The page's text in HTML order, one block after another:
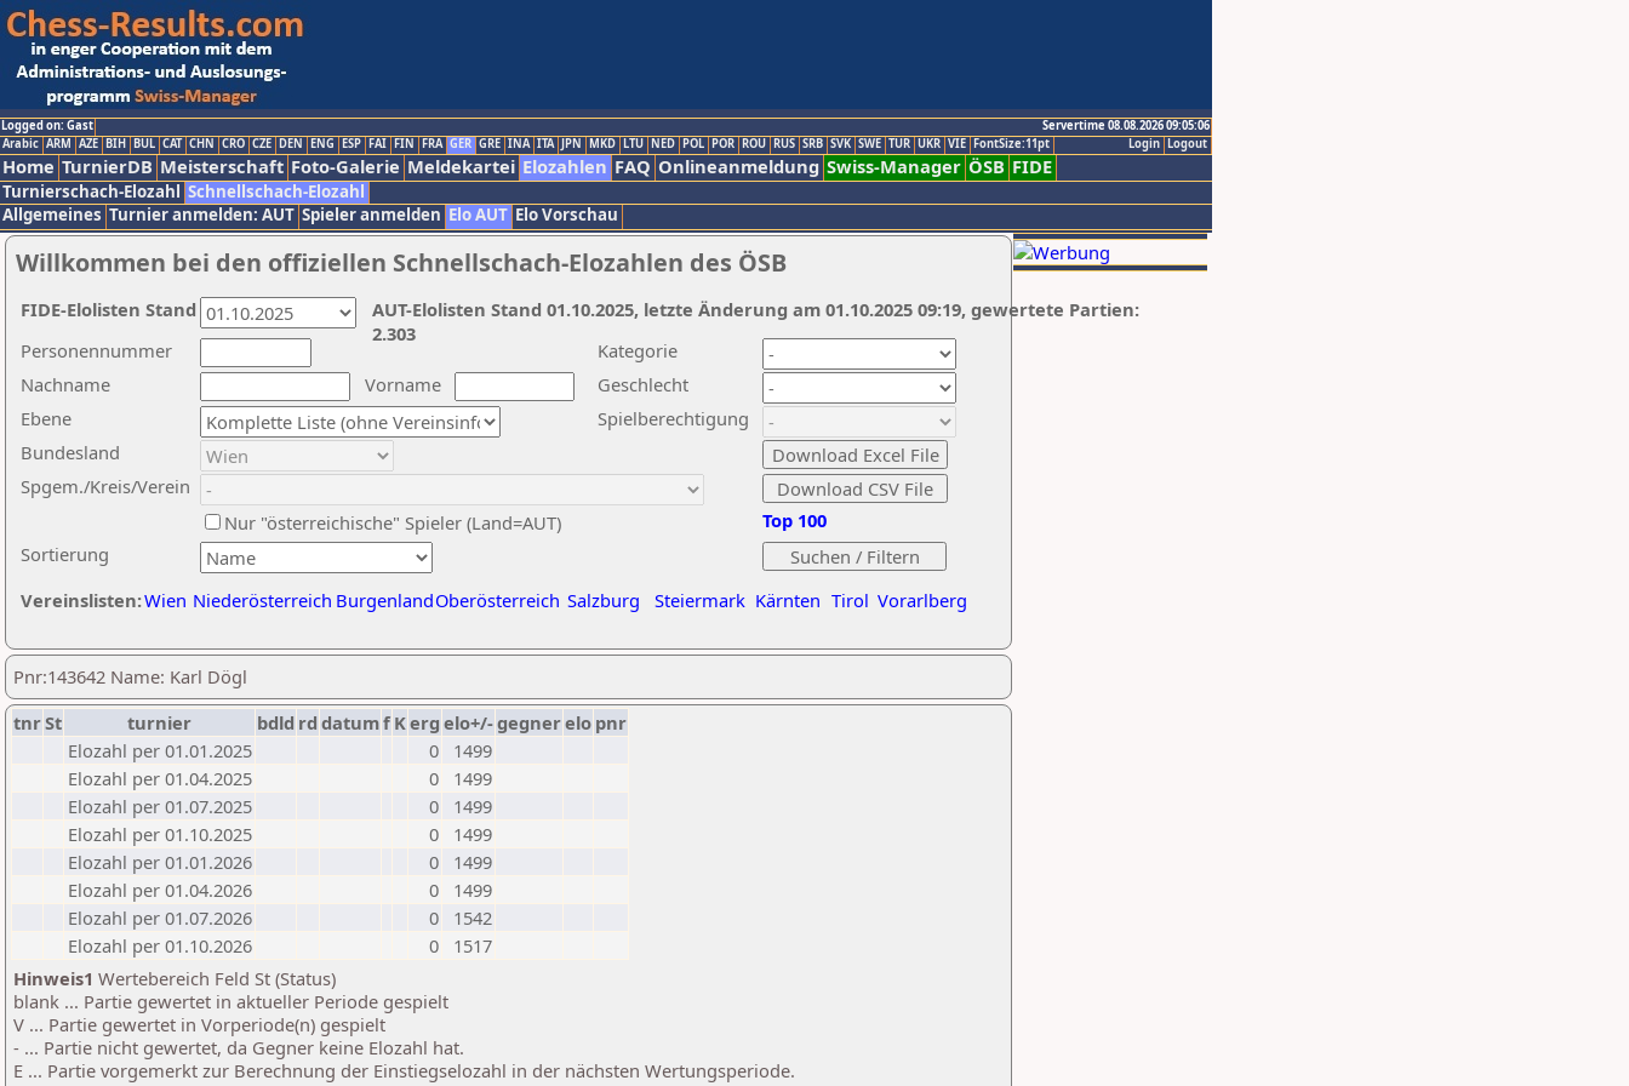
Logged on: Gast
Servertime 08.08.2026 09:05:06
Logout
Login
Arabic ARM AZE BIH BUL CAT CHN CRO CZE DEN ENG ESP FAI FIN FRA GER GRE INA ITA JPN MKD LTU NED POL POR ROU RUS SRB SVK SWE TUR UKR VIE FontSize:11pt
Home TurnierDB Meisterschaft Foto-Galerie Meldekartei Elozahlen FAQ Onlineanmeldung Swiss-Manager ÖSB FIDE
Turnierschach-Elozahl Schnellschach-Elozahl
Allgemeines Turnier anmelden: AUT Spieler anmelden Elo AUT Elo Vorschau
Willkommen bei den offiziellen Schnellschach-Elozahlen des ÖSB
Nachname
Vorname
Ebene
Kategorie
Sortierung
Personennummer
Bundesland
Spgem./Kreis/Verein
Geschlecht
Nur "österreichische" Spieler (Land=AUT)
Spielberechtigung
Vereinslisten:Wien Niederösterreich BurgenlandOberösterreich Salzburg Steiermark Kärnten Tirol Vorarlberg
Top 100
AUT-Elolisten Stand 01.10.2025, letzte Änderung am 01.10.2025 09:19, gewertete Partien:
2.303
FIDE-Elolisten Stand
Pnr:143642 Name: Karl Dögl
tnrSt turnier bdld rd datumf Kerg elo+/-gegnerelo pnr
Elozahl per 01.01.2025
0
1499
Elozahl per 01.04.2025
0
1499
Elozahl per 01.07.2025
0
1499
Elozahl per 01.10.2025
0
1499
Elozahl per 01.01.2026
0
1499
Elozahl per 01.04.2026
0
1499
Elozahl per 01.07.2026
0
1542
Elozahl per 01.10.2026
0
1517
Hinweis1 Wertebereich Feld St (Status)
blank ... Partie gewertet in aktueller Periode gespielt
V ... Partie gewertet in Vorperiode(n) gespielt
- ... Partie nicht gewertet, da Gegner keine Elozahl hat.
E ... Partie vorgemerkt zur Berechnung der Einstiegselozahl in der nächsten Wertungsperiode.